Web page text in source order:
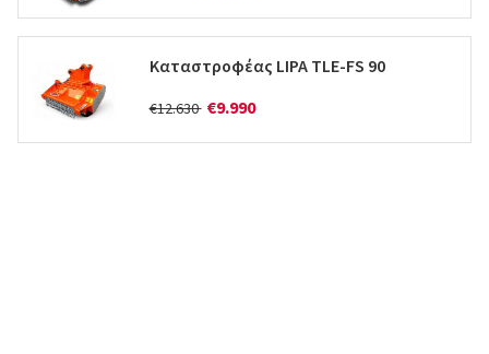
Καταστροφέας LIPA TLE-FS 90
€12.630 €9.990